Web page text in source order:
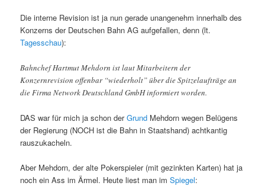
Die interne Revision ist ja nun gerade unangenehm innerhalb des
Konzerns der Deutschen Bahn AG aufgefallen, denn (lt.
Tagesschau):
Bahnchef Hartmut Mehdorn ist laut Mitarbeitern der
Konzernrevision offenbar “wiederholt” über die Spitzelaufträge an
die Firma Network Deutschland GmbH informiert worden.
DAS war für mich ja schon derGrund Mehdorn wegen Belügens
der Regierung (NOCH ist die Bahn in Staatshand) achtkantig
rauszukacheln.
Aber Mehdorn, der alte Pokerspieler (mit gezinkten Karten) hat ja
noch ein Ass im Ärmel. Heute liest man imSpiegel: